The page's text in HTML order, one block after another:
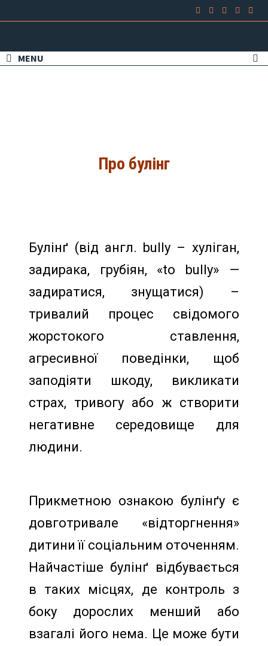
MENU
Про булінг
Булінґ (від англ. bully – хуліган,
задирака, грубіян, «to bully» —
задиратися, знущатися) –
тривалий процес свідомого
жорстокого ставлення,
агресивної поведінки, щоб
заподіяти шкоду, викликати
страх, тривогу або ж створити
негативне середовище для
людини.
Прикметною ознакою булінґу є
довготривале «відторгнення»
дитини її соціальним оточенням.
Найчастіше булінґ відбувається
в таких місцях, де контроль з
боку дорослих менший або
взагалі його нема. Це може бути